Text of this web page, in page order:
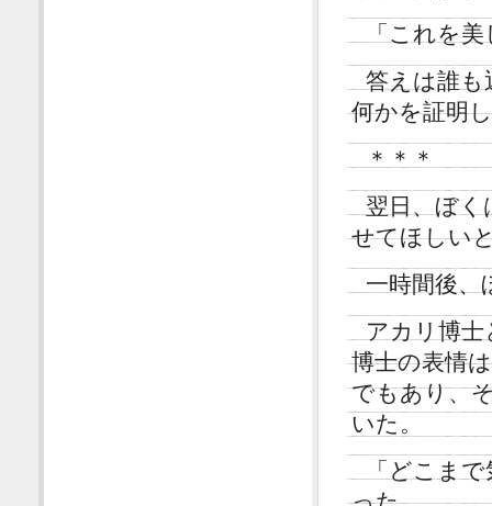
「これを
答えは誰も
何かを証明
＊＊＊
翌日、ぼく
せてほしい
一時間後、
アカリ博
博士の表情
でもあり、
いた。
「どこま